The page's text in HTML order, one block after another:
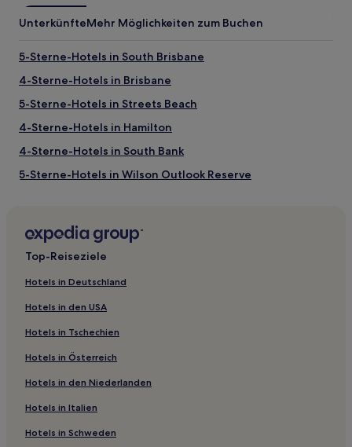
UnterkünfteMehr Möglichkeiten zum Buchen
5-Sterne-Hotels in South Brisbane
4-Sterne-Hotels in Brisbane
5-Sterne-Hotels in Streets Beach
4-Sterne-Hotels in Hamilton
4-Sterne-Hotels in South Bank
5-Sterne-Hotels in Wilson Outlook Reserve
Luxus in Brisbane
Haustierfreundliche in Brisbane
Hotels mit Parkplatz in Brisbane
Familien in Brisbane
Luxus in New Farm
Günstige in Southport
Haustierfreundliche nahe Shorncliffe Beach
Top-Reiseziele
Hotels in Deutschland
Hotels in den USA
Hotels in Tschechien
Hotels in Österreich
Hotels in den Niederlanden
Hotels in Italien
Hotels in Schweden